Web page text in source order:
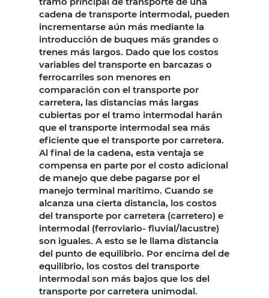
cadena de transporte intermodal, pueden
incrementarse aún más mediante la
introducción de buques más grandes o
trenes más largos. Dado que los costos
variables del transporte en barcazas o
ferrocarriles son menores en
comparación con el transporte por
carretera, las distancias más largas
cubiertas por el tramo intermodal harán
que el transporte intermodal sea más
eficiente que el transporte por carretera.
Al final de la cadena, esta ventaja se
compensa en parte por el costo adicional
de manejo que debe pagarse por el
manejo terminal marítimo. Cuando se
alcanza una cierta distancia, los costos
del transporte por carretera (carretero) e
intermodal (ferroviario- fluvial/lacustre)
son iguales. A esto se le llama distancia
del punto de equilibrio. Por encima del de
equilibrio, los costos del transporte
intermodal son más bajos que los del
transporte por carretera unimodal.